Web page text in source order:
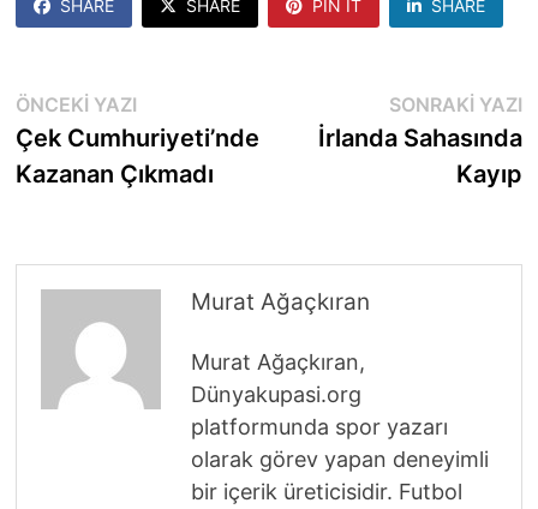
SHARE SHARE PIN IT SHARE
Yazı
gezinmesi
ÖNCEKI YAZIÖnceki
yazı:
Çek Cumhuriyeti’nde
Kazanan Çıkmadı
SONRAKI YAZI
İrlanda Sahasında
Kayıp
Murat Ağaçkıran
Murat Ağaçkıran,
Dünyakupasi.org
platformunda spor yazarı
olarak görev yapan deneyimli
bir içerik üreticisidir. Futbol